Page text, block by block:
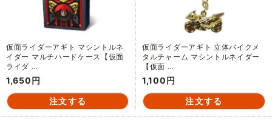
仮面ライダーアギト マシントルネ
イダー マルチハードケース【仮面
ライダ …
1,650円
仮面ライダーアギト 立体バイクメ
タルチャーム マシントルネイダー
【仮面 …
1,100円